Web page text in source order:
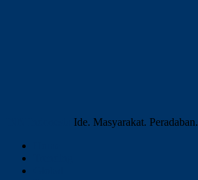
Ide. Masyarakat. Peradaban.